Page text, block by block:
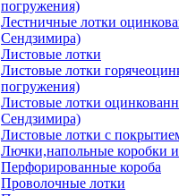
погружения)
Лестничные лотки
Сендзимира)
Листовые лотки
Листовые лотки
погружения)
Листовые лотки
Сендзимира)
Листовые лотки с
Лючки,напольные коробки
Перфорированные короба
Проволочные лотки